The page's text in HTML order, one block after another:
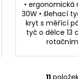
• ergonomická
30W • šlehací
kryt s měřící
tyč o délce 13
11